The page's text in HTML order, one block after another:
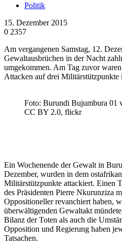
Politik
15. Dezember 2015
0 2357
Am vergangenen Samstag, 12.
Gewaltausbrüchen in der Nacht
umgekommen. Am Tag zuvor
Attacken auf drei Militärstützpunkte
Foto: Burundi Bujumbura 01
CC BY 2.0, flickr
Ein Wochenende der Gewalt in
Dezember, wurden in dem
Militärstützpunkte attackiert. Einen
des Präsidenten Pierre Nkurunziza
Oppositioneller revanchiert haben,
überwältigenden Gewaltakt
Bilanz der Toten als auch die
Opposition und Regierung haben
Tatsachen.